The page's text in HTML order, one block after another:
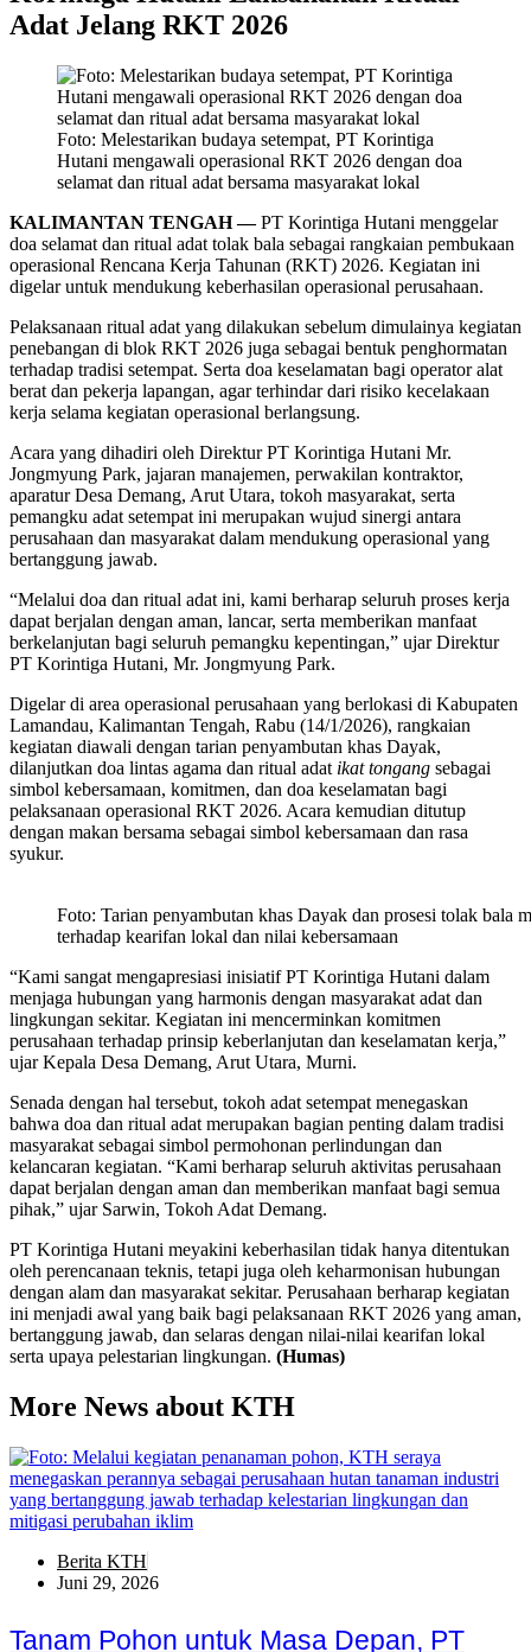
Adat Jelang RKT 2026
Foto: Melestarikan budaya setempat, PT Korintiga
Hutani mengawali operasional RKT 2026 dengan doa
selamat dan ritual adat bersama masyarakat lokal
KALIMANTAN TENGAH —PT Korintiga Hutani menggelar
doa selamat dan ritual adat tolak bala sebagai rangkaian pembukaan
operasional Rencana Kerja Tahunan (RKT) 2026. Kegiatan ini
digelar untuk mendukung keberhasilan operasional perusahaan.
Pelaksanaan ritual adat yang dilakukan sebelum dimulainya kegiatan
penebangan di blok RKT 2026 juga sebagai bentuk penghormatan
terhadap tradisi setempat. Serta doa keselamatan bagi operator alat
berat dan pekerja lapangan, agar terhindar dari risiko kecelakaan
kerja selama kegiatan operasional berlangsung.
Acara yang dihadiri oleh Direktur PT Korintiga Hutani Mr.
Jongmyung Park, jajaran manajemen, perwakilan kontraktor,
aparatur Desa Demang, Arut Utara, tokoh masyarakat, serta
pemangku adat setempat ini merupakan wujud sinergi antara
perusahaan dan masyarakat dalam mendukung operasional yang
bertanggung jawab.
“Melalui doa dan ritual adat ini, kami berharap seluruh proses kerja
dapat berjalan dengan aman, lancar, serta memberikan manfaat
berkelanjutan bagi seluruh pemangku kepentingan,” ujar Direktur
PT Korintiga Hutani, Mr. Jongmyung Park.
Digelar di area operasional perusahaan yang berlokasi di Kabupaten
Lamandau, Kalimantan Tengah, Rabu (14/1/2026), rangkaian
kegiatan diawali dengan tarian penyambutan khas Dayak,
dilanjutkan doa lintas agama dan ritual adat ikat tongang sebagai
simbol kebersamaan, komitmen, dan doa keselamatan bagi
pelaksanaan operasional RKT 2026. Acara kemudian ditutup
dengan makan bersama sebagai simbol kebersamaan dan rasa
syukur.
Foto: Tarian penyambutan khas Dayak dan prosesi tolak bala
terhadap kearifan lokal dan nilai kebersamaan
“Kami sangat mengapresiasi inisiatif PT Korintiga Hutani dalam
menjaga hubungan yang harmonis dengan masyarakat adat dan
lingkungan sekitar. Kegiatan ini mencerminkan komitmen
perusahaan terhadap prinsip keberlanjutan dan keselamatan kerja,”
ujar Kepala Desa Demang, Arut Utara, Murni.
Senada dengan hal tersebut, tokoh adat setempat menegaskan
bahwa doa dan ritual adat merupakan bagian penting dalam tradisi
masyarakat sebagai simbol permohonan perlindungan dan
kelancaran kegiatan. “Kami berharap seluruh aktivitas perusahaan
dapat berjalan dengan aman dan memberikan manfaat bagi semua
pihak,” ujar Sarwin, Tokoh Adat Demang.
PT Korintiga Hutani meyakini keberhasilan tidak hanya ditentukan
oleh perencanaan teknis, tetapi juga oleh keharmonisan hubungan
dengan alam dan masyarakat sekitar. Perusahaan berharap kegiatan
ini menjadi awal yang baik bagi pelaksanaan RKT 2026 yang aman,
bertanggung jawab, dan selaras dengan nilai-nilai kearifan lokal
serta upaya pelestarian lingkungan. (Humas)
More News about KTH
Berita KTH
Juni 29, 2026
Tanam Pohon untuk Masa Depan, PT